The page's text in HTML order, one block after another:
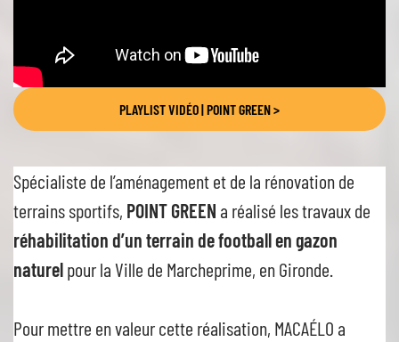
PLAYLIST VIDÉO | POINT GREEN >
Spécialiste de l’aménagement et de la rénovation de
terrains sportifs, POINT GREEN a réalisé les travaux de
réhabilitation d’un terrain de football en gazon
naturelpour la Ville de Marcheprime, en Gironde.
Pour mettre en valeur cette réalisation, MACAÉLO a